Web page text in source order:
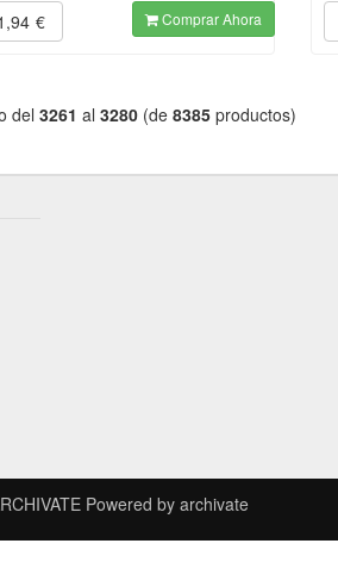
€ Comprar Ahora
del 3261 al 3280 (de 8385 productos)
Powered by archivate